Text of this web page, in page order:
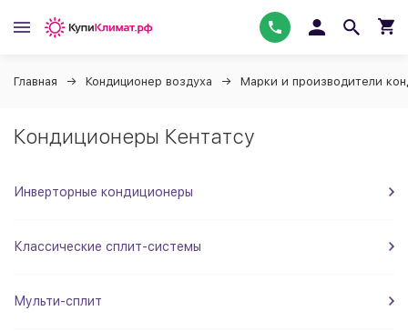
Главная Кондиционер воздуха Марки и производители
Кондиционеры Кентатсу
Инверторные кондиционеры
Классические сплит-системы
Мульти-сплит